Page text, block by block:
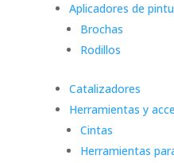
Aplicadores de
Brochas
Rodillos
Catalizadores
Herramientas y
Cintas
Herramientas